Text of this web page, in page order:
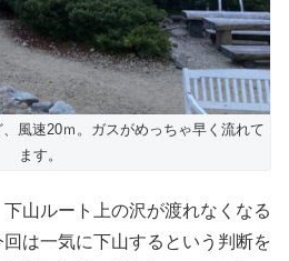
風速20ｍ。ガスがめっちゃ早く流れて
ます。
山ルート上の沢が渡れなくなる
は一気に下山するという判断を